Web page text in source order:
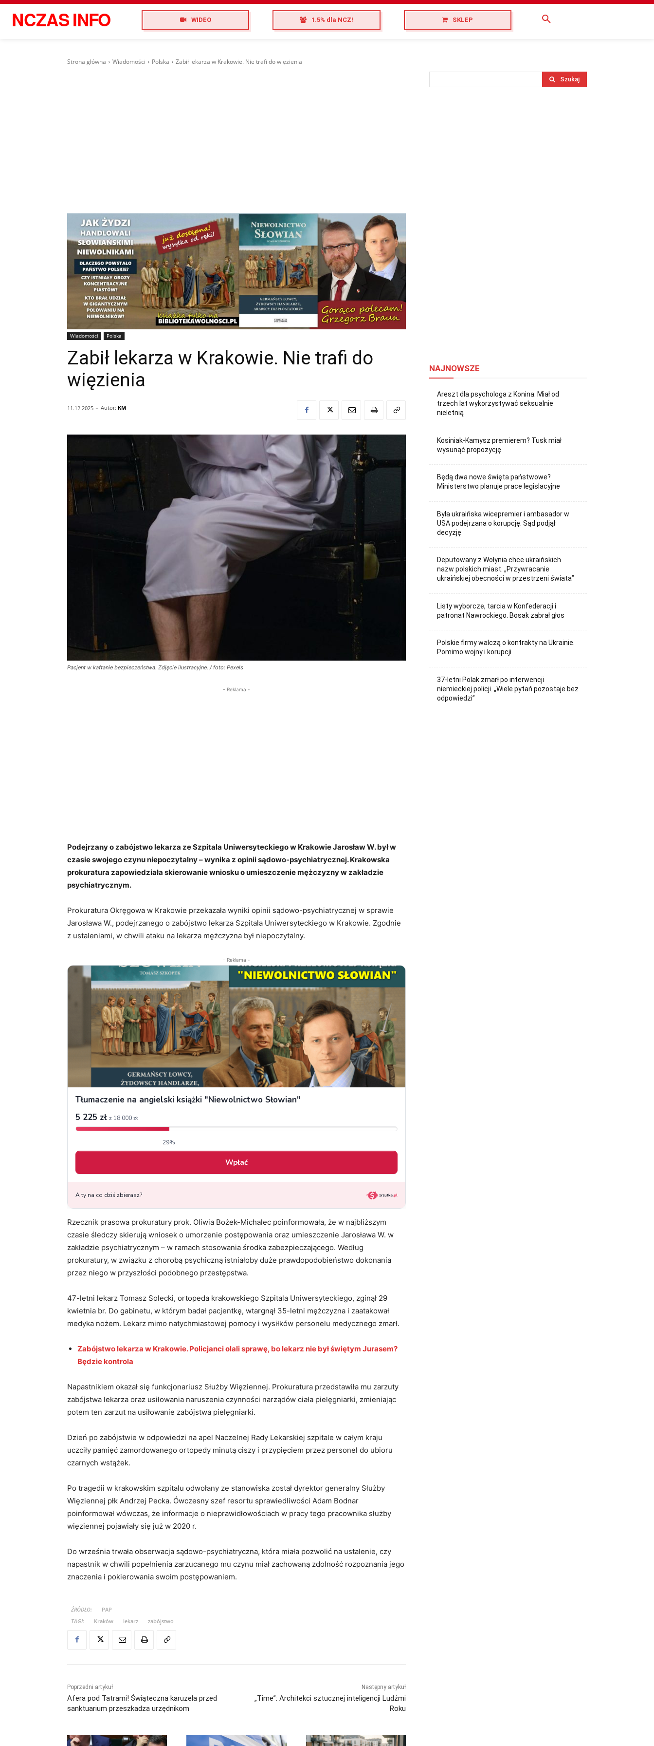
NCZASINFO WIDEO 1.5% dla NCZ! SKLEP
Strona główna Wiadomości Polska Zabił lekarza w Krakowie. Nie trafi do więzienia
Wiadomości Polska
Zabił lekarza w Krakowie. Nie trafi do
więzienia
11.12.2025 - Autor: KM
Pacjent w kaftanie bezpieczeństwa. Zdjęcie ilustracyjne. / foto: Pexels
- Reklama -
Podejrzany o zabójstwo lekarza ze Szpitala Uniwersyteckiego w Krakowie Jarosław W. był w
czasie swojego czynu niepoczytalny – wynika z opinii sądowo-psychiatrycznej. Krakowska
prokuratura zapowiedziała skierowanie wniosku o umieszczenie mężczyzny w zakładzie
psychiatrycznym.
Prokuratura Okręgowa w Krakowie przekazała wyniki opinii sądowo-psychiatrycznej w sprawie
Jarosława W., podejrzanego o zabójstwo lekarza Szpitala Uniwersyteckiego w Krakowie. Zgodnie
z ustaleniami, w chwili ataku na lekarza mężczyzna był niepoczytalny.
- Reklama -
Rzecznik prasowa prokuratury prok. Oliwia Bożek-Michalec poinformowała, że w najbliższym
czasie śledczy skierują wniosek o umorzenie postępowania oraz umieszczenie Jarosława W. w
zakładzie psychiatrycznym – w ramach stosowania środka zabezpieczającego. Według
prokuratury, w związku z chorobą psychiczną istniałoby duże prawdopodobieństwo dokonania
przez niego w przyszłości podobnego przestępstwa.
47-letni lekarz Tomasz Solecki, ortopeda krakowskiego Szpitala Uniwersyteckiego, zginął 29
kwietnia br. Do gabinetu, w którym badał pacjentkę, wtargnął 35-letni mężczyzna i zaatakował
medyka nożem. Lekarz mimo natychmiastowej pomocy i wysiłków personelu medycznego zmarł.
Zabójstwo lekarza w Krakowie. Policjanci olali sprawę, bo lekarz nie był świętym Jurasem?
Będzie kontrola
Napastnikiem okazał się funkcjonariusz Służby Więziennej. Prokuratura przedstawiła mu zarzuty
zabójstwa lekarza oraz usiłowania naruszenia czynności narządów ciała pielęgniarki, zmieniając
potem ten zarzut na usiłowanie zabójstwa pielęgniarki.
Dzień po zabójstwie w odpowiedzi na apel Naczelnej Rady Lekarskiej szpitale w całym kraju
uczciły pamięć zamordowanego ortopedy minutą ciszy i przypięciem przez personel do ubioru
czarnych wstążek.
Po tragedii w krakowskim szpitalu odwołany ze stanowiska został dyrektor generalny Służby
Więziennej płk Andrzej Pecka. Ówczesny szef resortu sprawiedliwości Adam Bodnar
poinformował wówczas, że informacje o nieprawidłowościach w pracy tego pracownika służby
więziennej pojawiały się już w 2020 r.
Do września trwała obserwacja sądowo-psychiatryczna, która miała pozwolić na ustalenie, czy
napastnik w chwili popełnienia zarzucanego mu czynu miał zachowaną zdolność rozpoznania jego
znaczenia i pokierowania swoim postępowaniem.
ŹRÓDŁO:
PAP
TAGI:
Kraków lekarz zabójstwo
Poprzedni artykuł
Afera pod Tatrami! Świąteczna karuzela przed
sanktuarium przeszkadza urzędnikom
Następny artykuł
„Time”: Architekci sztucznej inteligencji Ludźmi
Roku
Szukaj
NAJNOWSZE
Areszt dla psychologa z Konina. Miał od
trzech lat wykorzystywać seksualnie
nieletnią
Kosiniak-Kamysz premierem? Tusk miał
wysunąć propozycję
Będą dwa nowe święta państwowe?
Ministerstwo planuje prace legislacyjne
Była ukraińska wicepremier i ambasador w
USA podejrzana o korupcję. Sąd podjął
decyzję
Deputowany z Wołynia chce ukraińskich
nazw polskich miast. „Przywracanie
ukraińskiej obecności w przestrzeni świata”
Listy wyborcze, tarcia w Konfederacji i
patronat Nawrockiego. Bosak zabrał głos
Polskie firmy walczą o kontrakty na Ukrainie.
Pomimo wojny i korupcji
37-letni Polak zmarł po interwencji
niemieckiej policji. „Wiele pytań pozostaje bez
odpowiedzi”